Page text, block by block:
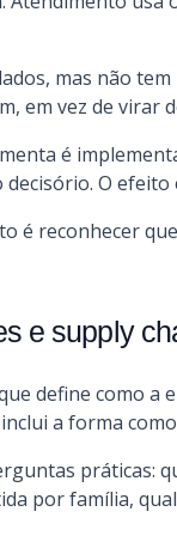
mas não
em vez de virar
é
O
é reconhecer
e supply
define como a
a forma
práticas:
por família,